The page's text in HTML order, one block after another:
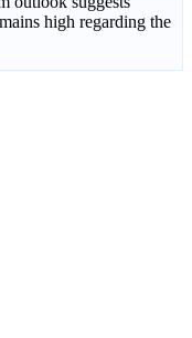
high regarding the